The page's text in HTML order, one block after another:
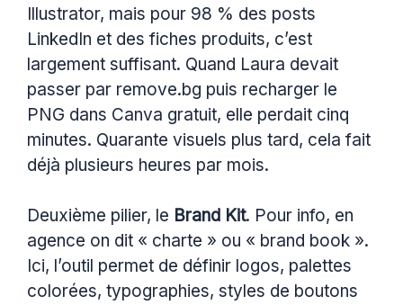
Illustrator, mais pour 98 % des posts
LinkedIn et des fiches produits, c’est
largement suffisant. Quand Laura devait
passer par remove.bg puis recharger le
PNG dans Canva gratuit, elle perdait cinq
minutes. Quarante visuels plus tard, cela fait
déjà plusieurs heures par mois.
Deuxième pilier, le Brand Kit. Pour info, en
agence on dit « charte » ou « brand book ».
Ici, l’outil permet de définir logos, palettes
colorées, typographies, styles de boutons